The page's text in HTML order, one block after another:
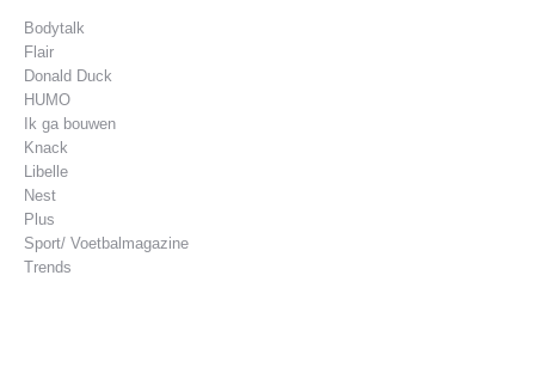
Bodytalk
Flair
Donald Duck
HUMO
Ik ga bouwen
Knack
Libelle
Nest
Plus
Sport/ Voetbalmagazine
Trends